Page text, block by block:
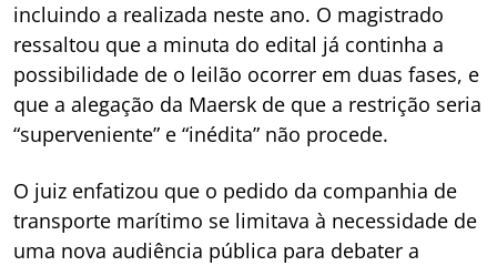
incluindo a realizada neste ano. O magistrado
ressaltou que a minuta do edital já continha a
possibilidade de o leilão ocorrer em duas fases, e
que a alegação da Maersk de que a restrição seria
“superveniente” e “inédita” não procede.
O juiz enfatizou que o pedido da companhia de
transporte marítimo se limitava à necessidade de
uma nova audiência pública para debater a